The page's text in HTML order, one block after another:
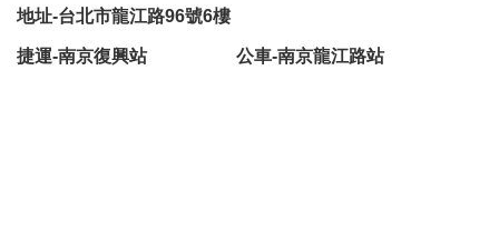
地址-台北市龍江路96號6樓
捷運-南京復興站 公車-南京龍江路站